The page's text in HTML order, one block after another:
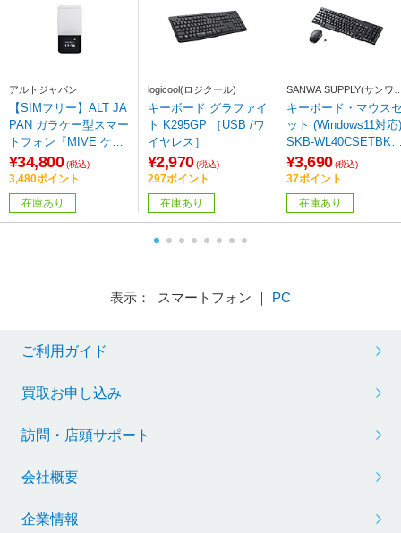
アルトジャパン
【SIMフリー】ALT JA
PAN ガラケー型スマー
トフォン『MIVE ケー
スマ』タッチスクリー
ン4.3インチ メモリ/ス
トレージ：3GB/32GB
nanoSIM iWnn IME対
応 Pearl White
¥34,800 (税込)
3,480ポイント
在庫あり
logicool(ロジクール)
キーボード グラファイ
ト K295GP ［USB /ワ
イヤレス］
¥2,970 (税込)
297ポイント
在庫あり
SANWA SUPPLY(サンワ
プライ)
キーボード・マウス
ット (Windows11対応)
SKB-WL40CSETBK
［ワイヤレス /USB (T
ype-C)］
¥3,690 (税込)
37ポイント
在庫あり
表示： スマートフォン ｜ PC
ご利用ガイド
買取お申し込み
訪問・店頭サポート
会社概要
企業情報